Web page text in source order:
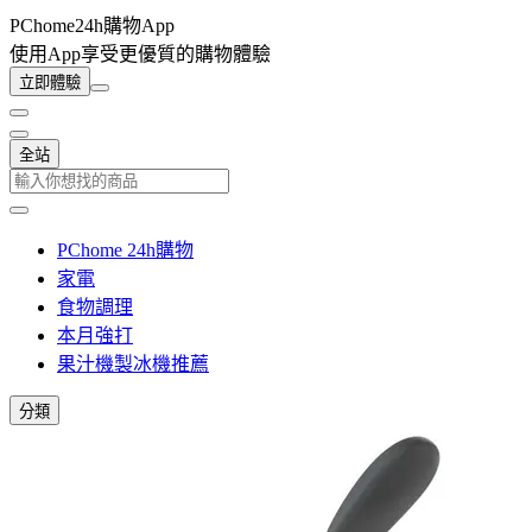
PChome24h購物App
使用App享受更優質的購物體驗
立即體驗
全站
PChome 24h購物
家電
食物調理
本月強打
果汁機製冰機推薦
分類